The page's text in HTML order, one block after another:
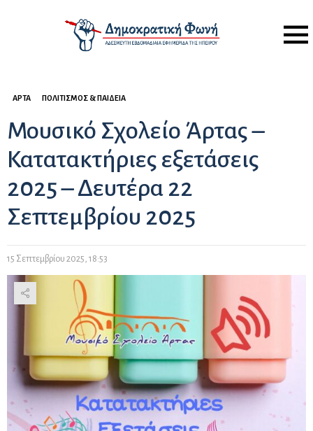
Menu
ΆΡΤΑ ΠΟΛΙΤΙΣΜΌΣ & ΠΑΙΔΕΊΑ
Μουσικό Σχολείο Άρτας –
Κατατακτήριες εξετάσεις
2025 – Δευτέρα 22
Σεπτεμβρίου 2025
15 Σεπτεμβρίου 2025, 18:53